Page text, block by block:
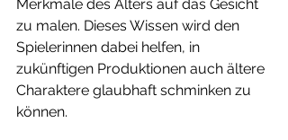
Merkmale des Alters auf das Gesicht
zu malen. Dieses Wissen wird den
Spielerinnen dabei helfen, in
zukünftigen Produktionen auch ältere
Charaktere glaubhaft schminken zu
können.